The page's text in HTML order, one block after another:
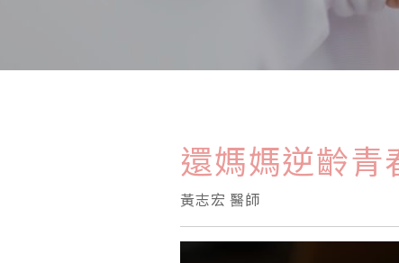
還媽媽逆齡青
黃志宏 醫師